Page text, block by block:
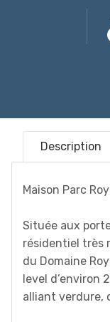
Description
Maison Parc
Située aux
résidentiel très
du Domaine
level d’environ
alliant verdure,